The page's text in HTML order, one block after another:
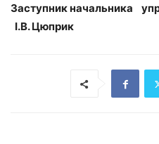
Заступник начальника
І.В. Цюприк